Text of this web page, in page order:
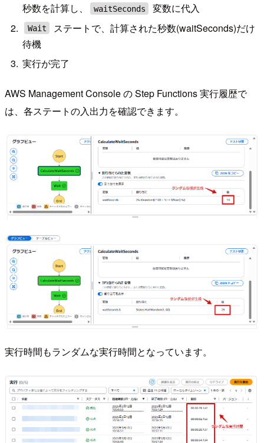
秒数を計算し、
waitSeconds 変数に代入
Wait
ステートで、計算された秒数(waitSeconds)だけ
待機
実行が完了
AWS Management Console の Step Functions 実行履歴で
は、各ステートの入出力を確認できます。
実行時間もランダムな実行時間となっています。